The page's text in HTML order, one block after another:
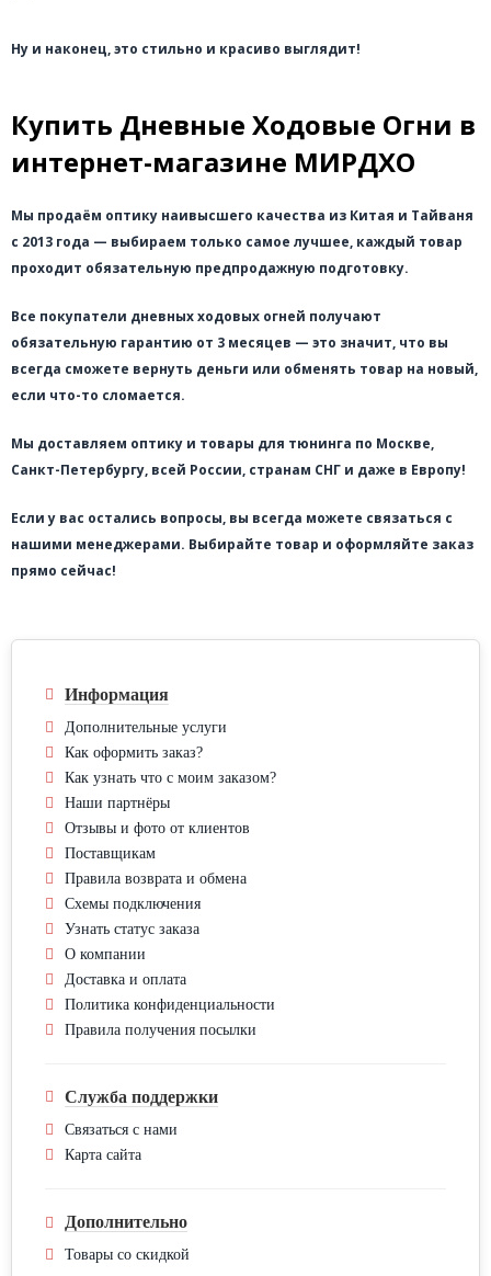
Ну и наконец, это стильно и красиво выглядит!
Купить Дневные Ходовые Огни в
интернет-магазине МИРДХО
Мы продаём оптику наивысшего качества из Китая и Тайваня
с 2013 года — выбираем только самое лучшее, каждый товар
проходит обязательную предпродажную подготовку.
Все покупатели дневных ходовых огней получают
обязательную гарантию от 3 месяцев — это значит, что вы
всегда сможете вернуть деньги или обменять товар на новый,
если что-то сломается.
Мы доставляем оптику и товары для тюнинга по Москве,
Санкт-Петербургу, всей России, странам СНГ и даже в Европу!
Если у вас остались вопросы, вы всегда можете связаться с
нашими менеджерами. Выбирайте товар и оформляйте заказ
прямо сейчас!
Информация
Дополнительные услуги
Как оформить заказ?
Как узнать что с моим заказом?
Наши партнёры
Отзывы и фото от клиентов
Поставщикам
Правила возврата и обмена
Схемы подключения
Узнать статус заказа
О компании
Доставка и оплата
Политика конфиденциальности
Правила получения посылки
Служба поддержки
Связаться с нами
Карта сайта
Дополнительно
Товары со скидкой